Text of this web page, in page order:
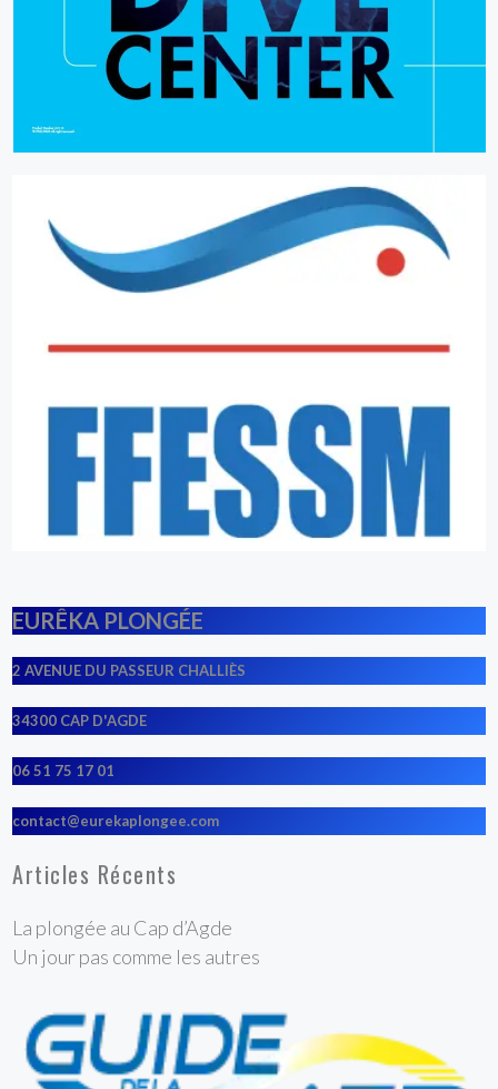
EURÊKA PLONGÉE
2 AVENUE DU PASSEUR CHALLIÈS
34300 CAP D'AGDE
06 51 75 17 01
contact@eurekaplongee.com
Articles Récents
La plongée au Cap d’Agde
Un jour pas comme les autres